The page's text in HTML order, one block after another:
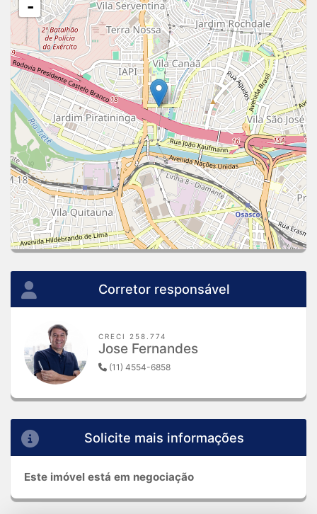
-
Corretor responsável
CRECI 258.774
Jose Fernandes
(11) 4554-6858
Solicite mais informações
Este imóvel está em negociação